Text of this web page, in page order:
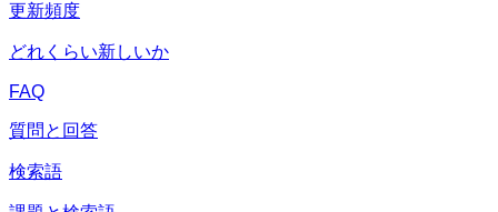
更新頻度
どれくらい新しいか
FAQ
質問と回答
検索語